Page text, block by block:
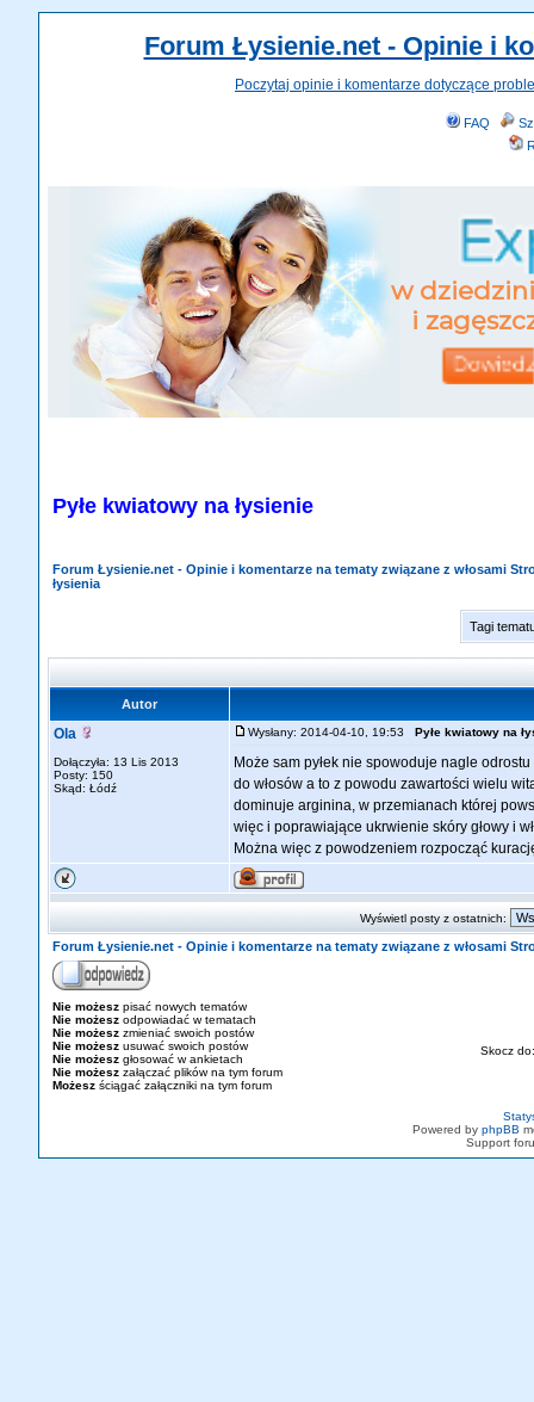
Forum Łysienie.net - Opinie i
Poczytaj opinie i komentarze dotyczące
FAQ
Pyłe kwiatowy na łysienie
Forum Łysienie.net - Opinie i komentarze na tematy związane z włosami
łysienia
Tagi
Autor
Ola
Dołączyła: 13 Lis 2013
Posty: 150
Skąd: Łódź
Wysłany: 2014-04-10, 19:53 Pyłe kwiatowy na
Może sam pyłek nie spowoduje nagle
do włosów a to z powodu zawartości wielu
dominuje arginina, w przemianach której
więc i poprawiające ukrwienie skóry głowy i
Można więc z powodzeniem rozpocząć
Wyświetl posty z ostatnich:
Forum Łysienie.net - Opinie i komentarze na tematy związane z włosami
Nie możesz pisać nowych tematów
Nie możesz odpowiadać w tematach
Nie możesz zmieniać swoich postów
Nie możesz usuwać swoich postów
Nie możesz głosować w ankietach
Nie możesz załączać plików na tym forum
Możesz ściągać załączniki na tym forum
Skocz
Powered by phpBB
Support